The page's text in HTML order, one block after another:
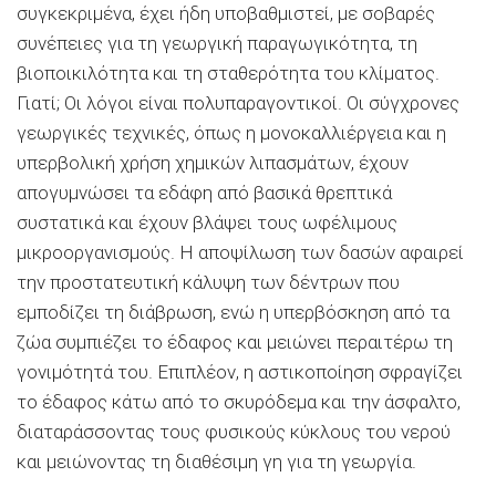
συγκεκριμένα, έχει ήδη υποβαθμιστεί, με σοβαρές
συνέπειες για τη γεωργική παραγωγικότητα, τη
βιοποικιλότητα και τη σταθερότητα του κλίματος.
Γιατί; Οι λόγοι είναι πολυπαραγοντικοί. Οι σύγχρονες
γεωργικές τεχνικές, όπως η μονοκαλλιέργεια και η
υπερβολική χρήση χημικών λιπασμάτων, έχουν
απογυμνώσει τα εδάφη από βασικά θρεπτικά
συστατικά και έχουν βλάψει τους ωφέλιμους
μικροοργανισμούς. Η αποψίλωση των δασών αφαιρεί
την προστατευτική κάλυψη των δέντρων που
εμποδίζει τη διάβρωση, ενώ η υπερβόσκηση από τα
ζώα συμπιέζει το έδαφος και μειώνει περαιτέρω τη
γονιμότητά του. Επιπλέον, η αστικοποίηση σφραγίζει
το έδαφος κάτω από το σκυρόδεμα και την άσφαλτο,
διαταράσσοντας τους φυσικούς κύκλους του νερού
και μειώνοντας τη διαθέσιμη γη για τη γεωργία.